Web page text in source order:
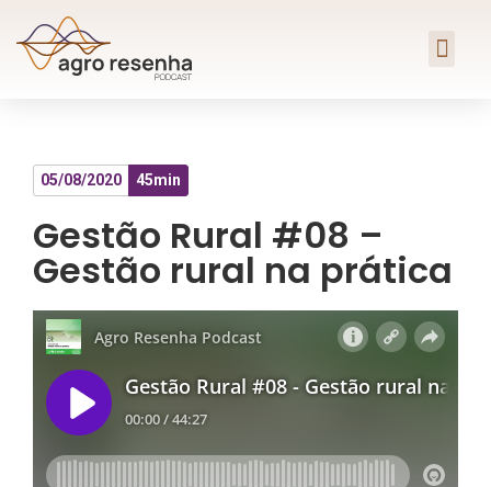
05/08/2020 45min
Gestão Rural #08 –
Gestão rural na prática